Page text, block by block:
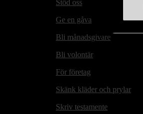
Stöd oss
Ge en gåva
Bli månadsgivare
Bli volontär
För företag
Skänk kläder och prylar
Skriv testamente